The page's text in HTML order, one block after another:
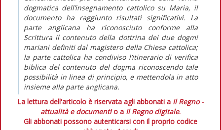
dogmatica dell’insegnamento cattolico su Maria, il
documento ha raggiunto risultati significativi. La
parte anglicana ha riconosciuto conforme alla
Scrittura il contenuto della dottrina dei due dogmi
mariani definiti dal magistero della Chiesa cattolica;
la parte cattolica ha condiviso l’itinerario di verifica
biblica del contenuto del dogma riconoscendo tale
possibilità in linea di principio, e mettendola in atto
insieme alla parte anglicana.
La lettura dell'articolo è riservata agli abbonati a Il Regno -
attualità e documentio a Il Regno digitale.
Gli abbonati possono autenticarsi con il proprio codice